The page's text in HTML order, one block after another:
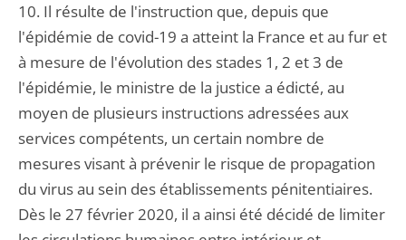
10. Il résulte de l'instruction que, depuis que
l'épidémie de covid-19 a atteint la France et au fur et
à mesure de l'évolution des stades 1, 2 et 3 de
l'épidémie, le ministre de la justice a édicté, au
moyen de plusieurs instructions adressées aux
services compétents, un certain nombre de
mesures visant à prévenir le risque de propagation
du virus au sein des établissements pénitentiaires.
Dès le 27 février 2020, il a ainsi été décidé de limiter